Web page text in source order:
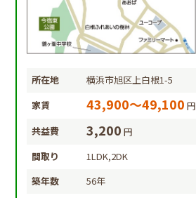
所在地
横浜市旭区上白根1-5
家賃
43,900～49,100 円
共益費
3,200 円
間取り
1LDK,2DK
築年数
56年